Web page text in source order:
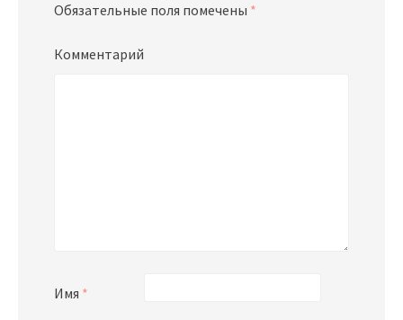
Обязательные поля помечены *
Комментарий
Имя *